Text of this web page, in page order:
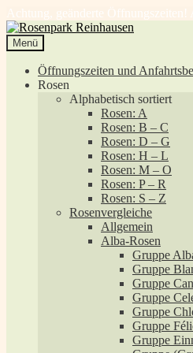
Achtung, geänderte
Zur
Navigation
springen
Zum
Inhalt
springen
Menü
Öffnungszeiten und
Rosen
Alphabetisch sortiert
Rosen: A
Rosen: B – C
Rosen: D – G
Rosen: H – L
Rosen: M – O
Rosen: P – R
Rosen: S – Z
Rosenvergleiche
Allgemein
Alba-Rosen
Gruppe
Gruppe
Gruppe
Gruppe
Gruppe
Gruppe
Gruppe